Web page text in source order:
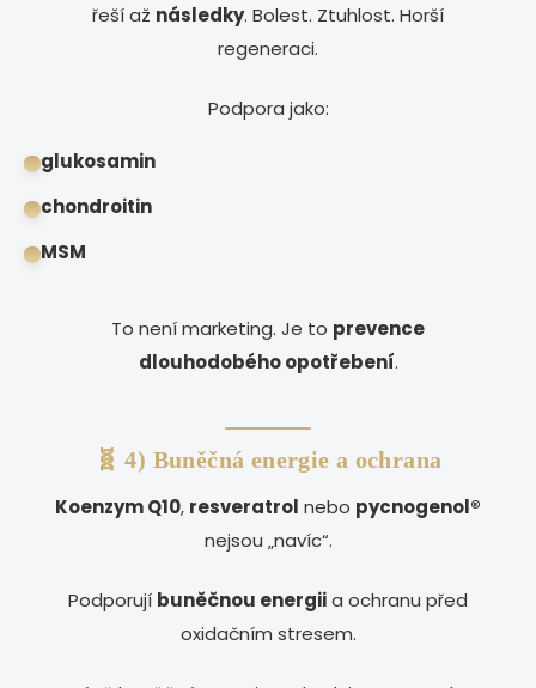
řeší až následky. Bolest. Ztuhlost. Horší
regeneraci.
Podpora jako:
glukosamin
chondroitin
MSM
To není marketing. Je to prevence
dlouhodobého opotřebení.
🧬 4) Buněčná energie a ochrana
Koenzym Q10, resveratrol nebo pycnogenol®
nejsou „navíc“.
Podporují buněčnou energiia ochranu před
oxidačním stresem.